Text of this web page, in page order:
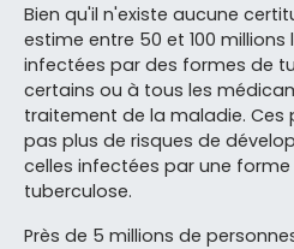
Bien qu'il n'existe aucune
estime entre 50 et 100
infectées par des formes de
certains ou à tous les
traitement de la maladie. Ces
pas plus de risques de
celles infectées par une
tuberculose.
Près de 5 millions de